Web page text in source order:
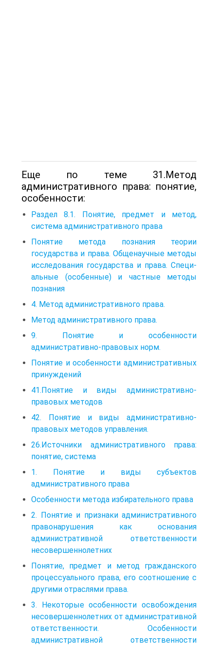
Еще по теме 31.Метод
административного права: понятие,
особенности:
Раздел 8.1. Понятие, предмет и метод,
система административного права
Понятие метода познания теории
государства и права. Общенаучные методы
исследования государства и права. Специ­
альные (особенные) и частные методы
познания
4. Метод административного права.
Метод административного права.
9. Понятие и особенности
административно-правовых норм.
Понятие и особенности административных
принуждений
41.Понятие и виды административно-
правовых методов
42. Понятие и виды административно-
правовых методов управления.
26.Источники административного права:
понятие, система
1. Понятие и виды субъектов
административного права
Особенности метода избирательного права
2. Понятие и признаки административного
правонарушения как основания
административной ответственности
несовершеннолетних
Понятие, предмет и метод гражданского
процессуального права, его соотношение с
другими отраслями права.
3. Некоторые особенности освобождения
несовершеннолетних от административной
ответственности. Особенности
административной ответственности